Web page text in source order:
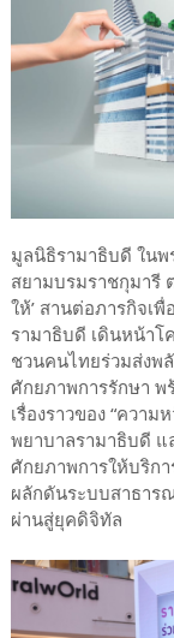
มูลนิธิรามาธิบดี ในพ
สยามบรมราชกุมารี
ให้’ สานต่อภารกิจเ
รามาธิบดี เดินหน้าโ
ชวนคนไทยร่วมส่งพ
ศักยภาพการรักษา
เรื่องราวของ “ควา
พยาบาลรามาธิบดี แ
ศักยภาพการให้บริก
ผลักดันระบบสาธาร
ผ่านสู่ยุคดิจิทัล